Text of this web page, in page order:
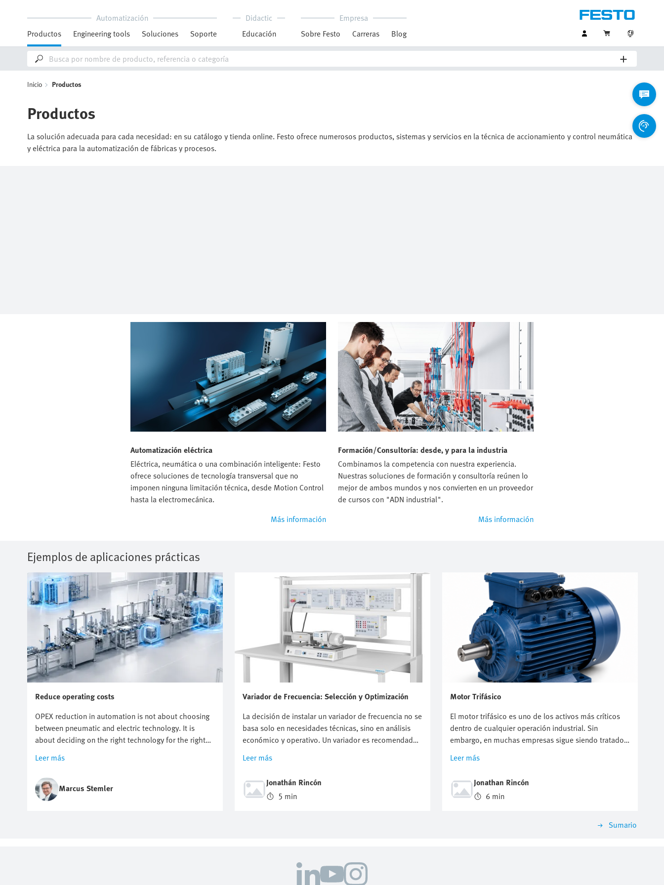
Automatización
Productos
Engineering tools Soluciones Soporte
Didactic
Educación
Empresa
Sobre Festo
Carreras Blog
Inicio Productos
Productos
La solución adecuada para cada necesidad: en su catálogo y tienda online. Festo ofrece numerosos productos, sistemas y servicios en la técnica de accionamiento y control neumática
y eléctrica para la automatización de fábricas y procesos.
Automatización eléctrica
Eléctrica, neumática o una combinación inteligente: Festo
ofrece soluciones de tecnología transversal que no
imponen ninguna limitación técnica, desde Motion Control
hasta la electromecánica.
Más información
Formación/Consultoría: desde, y para la industria
Combinamos la competencia con nuestra experiencia.
Nuestras soluciones de formación y consultoría reúnen lo
mejor de ambos mundos y nos convierten en un proveedor
de cursos con "ADN industrial".
Más información
Ejemplos de aplicaciones prácticas
Reduce operating costs
OPEX reduction in automation is not about choosing
between pneumatic and electric technology. It is
about deciding on the right technology for the right
actually arise. But however useful energy targets,
compressed air reduction and electrification plans are,
they do not automatically point to one technology.
Leer más
Marcus Stemler
Variador de Frecuencia: Selección y Optimización
La decisión de instalar un variador de frecuencia no se
basa solo en necesidades técnicas, sino en análisis
económico y operativo. Un variador es recomendado
control preciso, se busca reducir consumo energético,
operaciones donde estas condiciones existen, el
variador se recupera en 6-18 meses.
Leer más
Jonathán Rincón
5 min
Motor Trifásico
El motor trifásico es uno de los activos más críticos
dentro de cualquier operación industrial. Sin
embargo, en muchas empresas sigue siendo tratado
clara de selección, dimensionamiento o integración.
energético innecesario, fallas recurrentes y
sobrecostos en mantenimiento. Esta guía va más allá
trifásico, sino que te muestra cómo tomar decisiones
Leer más
Jonathan Rincón
6 min
Sumario